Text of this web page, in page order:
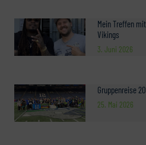
Mein Treffen
Vikings
3. Juni 2026
Gruppenreise
25. Mai 2026